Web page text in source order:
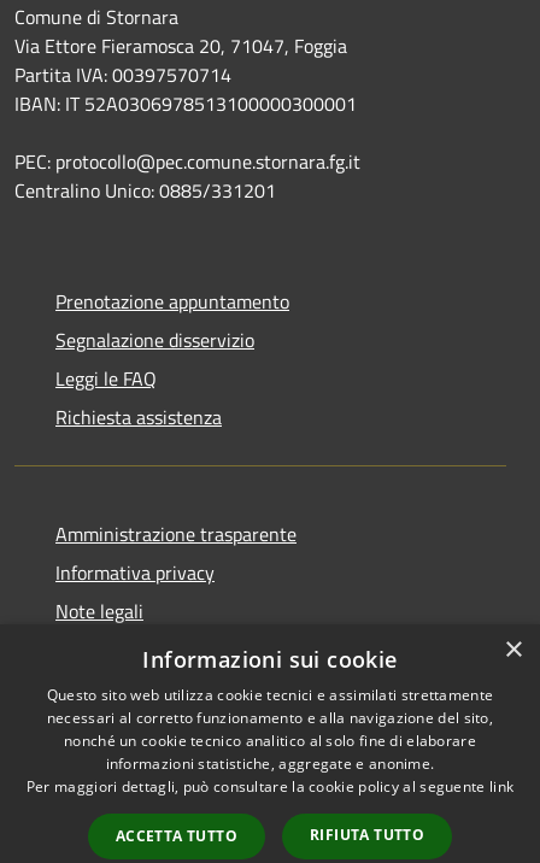
Comune di Stornara
Via Ettore Fieramosca 20, 71047, Foggia
Partita IVA: 00397570714
IBAN: IT 52A0306978513100000300001
PEC: protocollo@pec.comune.stornara.fg.it
Centralino Unico: 0885/331201
Prenotazione appuntamento
Segnalazione disservizio
Leggi le FAQ
Richiesta assistenza
Amministrazione trasparente
Informativa privacy
Note legali
Dichiarazione di accessibilità
Accessibilità
Copyright © 2026 • Comune di
Stornara • Powered by
Municipium•
Accesso
×
Informazioni sui cookie
Questo sito web utilizza cookie tecnici e assimilati strettamente
necessari al corretto funzionamento e alla navigazione del sito,
nonché un cookie tecnico analitico al solo fine di elaborare
informazioni statistiche, aggregate e anonime.
Per maggiori dettagli, può consultare la cookie policy al seguente link
ACCETTA TUTTO RIFIUTA TUTTO